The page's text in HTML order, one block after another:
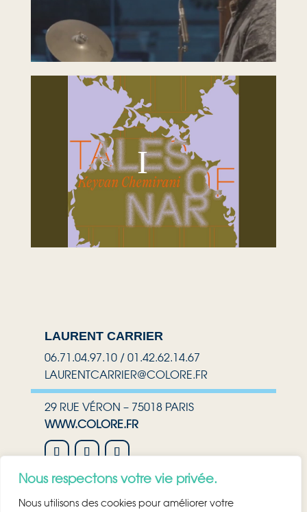
Nous respectons votre vie privée.
Nous utilisons des cookies pour améliorer votre
LAURENT CARRIER
06.71.04.97.10 / 01.42.62.14.67
LAURENTCARRIER@COLORE.FR
29 RUE VÉRON – 75018 PARIS
WWW.COLORE.FR
NEWSLETTER